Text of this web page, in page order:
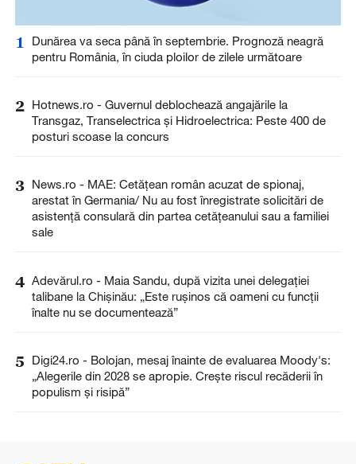
1
Dunărea va seca până în septembrie. Prognoză neagră
pentru România, în ciuda ploilor de zilele următoare
2 Hotnews.ro - Guvernul deblochează angajările la
Transgaz, Transelectrica și Hidroelectrica: Peste 400 de
posturi scoase la concurs
3 News.ro - MAE: Cetăţean român acuzat de spionaj,
arestat în Germania/ Nu au fost înregistrate solicitări de
asistenţă consulară din partea cetăţeanului sau a familiei
sale
4 Adevărul.ro - Maia Sandu, după vizita unei delegației
talibane la Chișinău: „Este rușinos că oameni cu funcții
înalte nu se documentează”
5
Digi24.ro - Bolojan, mesaj înainte de evaluarea Moody's:
„Alegerile din 2028 se apropie. Crește riscul recăderii în
populism și risipă”